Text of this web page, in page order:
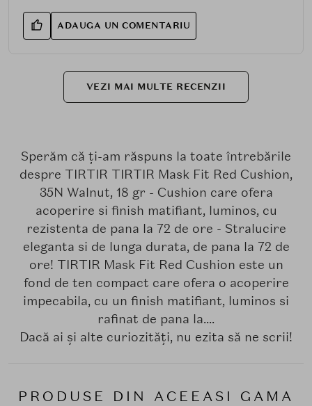
ADAUGA UN COMENTARIU
VEZI MAI MULTE RECENZII
Sperăm că ți-am răspuns la toate întrebările
despre TIRTIR TIRTIR Mask Fit Red Cushion,
35N Walnut, 18 gr - Cushion care ofera
acoperire si finish matifiant, luminos, cu
rezistenta de pana la 72 de ore - Stralucire
eleganta si de lunga durata, de pana la 72 de
ore! TIRTIR Mask Fit Red Cushion este un
fond de ten compact care ofera o acoperire
impecabila, cu un finish matifiant, luminos si
rafinat de pana la....
Dacă ai și alte curiozități, nu ezita să ne scrii!
PRODUSE DIN ACEEASI GAMA